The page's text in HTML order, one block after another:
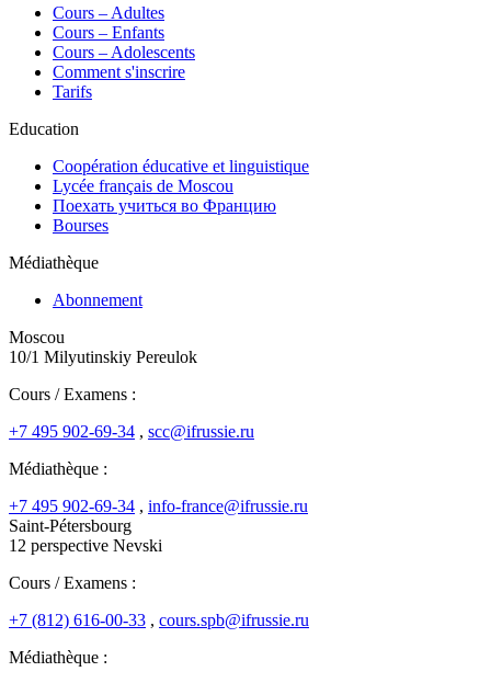
Сours – Adultes
Cours – Enfants
Cours – Adolescents
Comment s'inscrire
Tarifs
Education
Coopération éducative et linguistique
Lycée français de Moscou
Поехать учиться во Францию
Bourses
Médiathèque
Abonnement
Moscou
10/1 Milyutinskiy Pereulok
Cours / Examens :
+7 495 902-69-34 , scc@ifrussie.ru
Médiathèque :
+7 495 902-69-34 , info-france@ifrussie.ru
Saint-Pétersbourg
12 perspective Nevski
Cours / Examens :
+7 (812) 616-00-33 , cours.spb@ifrussie.ru
Médiathèque :